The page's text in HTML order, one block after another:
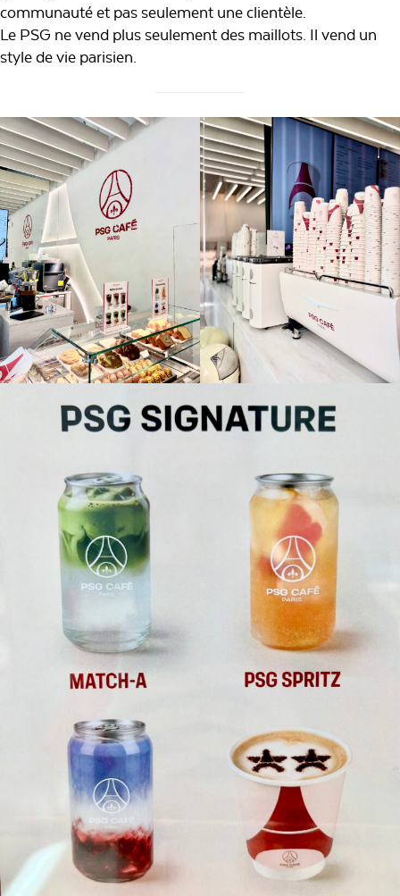
communauté et pas seulement une clientèle.
Le PSG ne vend plus seulement des maillots. Il vend un
style de vie parisien.